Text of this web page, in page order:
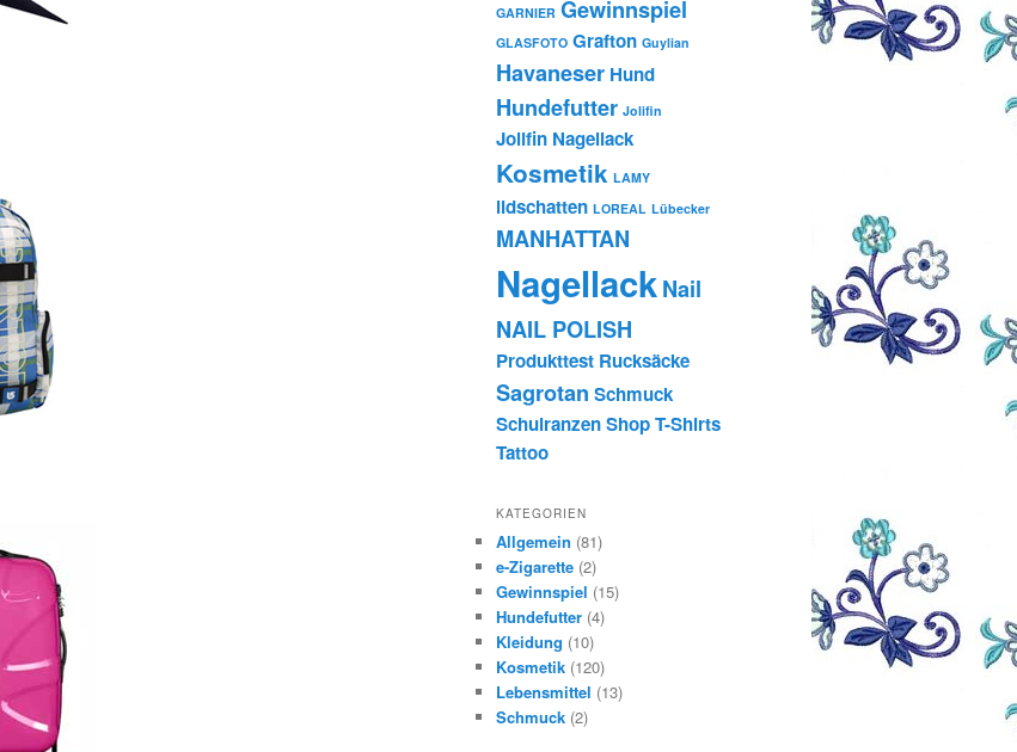
GARNIER Gewinnspiel
GLASFOTO Grafton Guylian
Havaneser Hund
Hundefutter Jolifin
Jolifin Nagellack
Kosmetik LAMY
lidschatten LOREAL Lübecker
MANHATTAN
NagellackNail
NAIL POLISH
Produkttest Rucksäcke
Sagrotan Schmuck
SchulranzenShopT-Shirts
Tattoo
KATEGORIEN
Allgemein (81)
e-Zigarette (2)
Gewinnspiel (15)
Hundefutter (4)
Kleidung (10)
Kosmetik (120)
Lebensmittel (13)
Schmuck (2)